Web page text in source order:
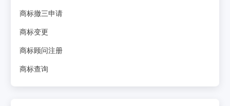
商标撤三申请
商标变更
商标顾问注册
商标查询